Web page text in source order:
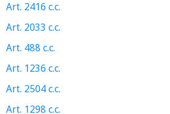
Art. 2416 c.c.
Art. 2033 c.c.
Art. 488 c.c.
Art. 1236 c.c.
Art. 2504 c.c.
Art. 1298 c.c.